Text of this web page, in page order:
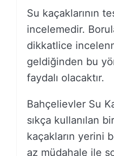
Su kaçaklarının
incelemedir.
dikkatlice
geldiğinden bu
faydalı olacaktır.
Bahçelievler Su
sıkça kullanılan
kaçakların yerini
az müdahale ile